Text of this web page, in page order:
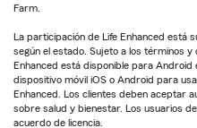
Farm.
La participación de Life Enhanced está
según el estado. Sujeto a los términos y
Enhanced está disponible para Android
dispositivo móvil iOS o Android para
Enhanced. Los clientes deben aceptar
sobre salud y bienestar. Los usuarios
acuerdo de licencia.